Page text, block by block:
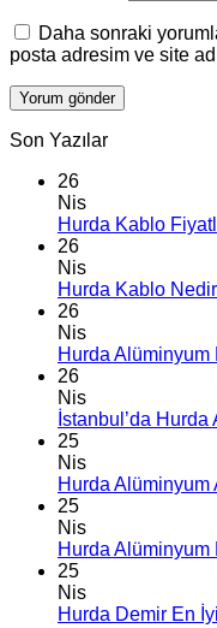
Daha sonraki
posta adresim ve site
Son Yazılar
26
Nis
Hurda Kablo
26
Nis
Hurda Kablo
26
Nis
Hurda Alüminyum
26
Nis
İstanbul’da Hurda
25
Nis
Hurda Alüminyum
25
Nis
Hurda Alüminyum
25
Nis
Hurda Demir En